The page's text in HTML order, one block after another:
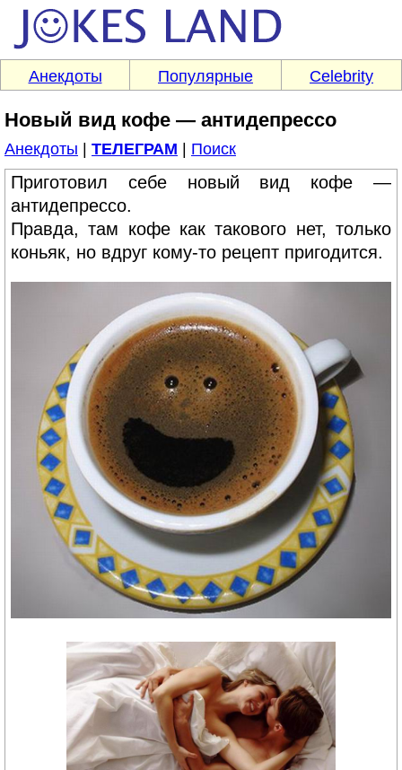
Анекдоты Популярные Celebrity
Новый вид кофе — антидепрессо
Анекдоты ТЕЛЕГРАМ Поиск
Приготовил себе новый вид кофе —
антидепрессо.
Правда, там кофе как такового нет, только
коньяк, но вдруг кому-то рецепт пригодится.